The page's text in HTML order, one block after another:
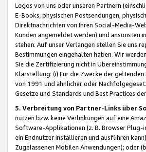
Logos von uns oder unseren Partnern
E-Books, physischen Postsendungen,
Direktnachrichten von Ihren Social-Media-
Kunden angemeldet werden) und ansonsten
stehen. Auf unser Verlangen stellen Sie uns
Bestimmungen eingehalten haben. Wir
Sie die Zertifizierung nicht in
Klarstellung: (i) Für die Zwecke der
von 1991 und ähnlicher oder
Gesetze und Standards und Best Practices
5. Verbreitung von Partner-Links über
nutzen bzw. keine Verlinkungen auf eine
Software-Applikationen (z. B. Browser Plug-
ein Endnutzer installieren und ausführen
Zugelassenen Mobilen Anwendungen); oder